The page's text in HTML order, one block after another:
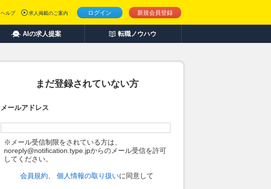
ログイン 新規会員登録
ヘルプ 求人掲載のご案内
AIの求人提案 転職ノウハウ
まだ登録されていない方
メールアドレス
※メール受信制限をされている方は、
noreply@notification.type.jpからのメール受信を許可
してください。
会員規約 個人情報の取り扱いに同意して